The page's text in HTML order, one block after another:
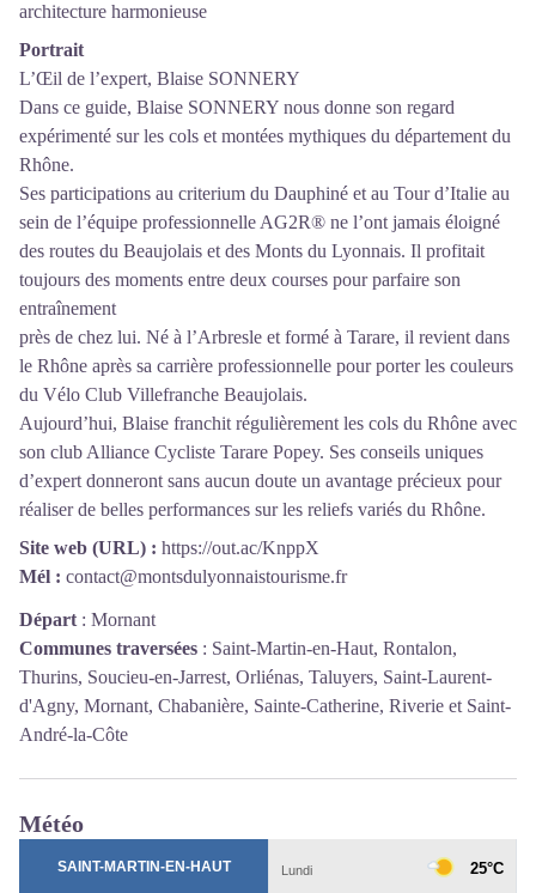
architecture harmonieuse
Portrait
L’Œil de l’expert, Blaise SONNERY
Dans ce guide, Blaise SONNERY nous donne son regard
expérimenté sur les cols et montées mythiques du département du
Rhône.
Ses participations au criterium du Dauphiné et au Tour d’Italie au
sein de l’équipe professionnelle AG2R® ne l’ont jamais éloigné
des routes du Beaujolais et des Monts du Lyonnais. Il profitait
toujours des moments entre deux courses pour parfaire son
entraînement
près de chez lui. Né à l’Arbresle et formé à Tarare, il revient dans
le Rhône après sa carrière professionnelle pour porter les couleurs
du Vélo Club Villefranche Beaujolais.
Aujourd’hui, Blaise franchit régulièrement les cols du Rhône avec
son club Alliance Cycliste Tarare Popey. Ses conseils uniques
d’expert donneront sans aucun doute un avantage précieux pour
réaliser de belles performances sur les reliefs variés du Rhône.
Site web (URL) : https://out.ac/KnppX
Mél : contact@montsdulyonnaistourisme.fr
Départ : Mornant
Communes traversées : Saint-Martin-en-Haut, Rontalon,
Thurins, Soucieu-en-Jarrest, Orliénas, Taluyers, Saint-Laurent-
d'Agny, Mornant, Chabanière, Sainte-Catherine, Riverie et Saint-
André-la-Côte
Météo